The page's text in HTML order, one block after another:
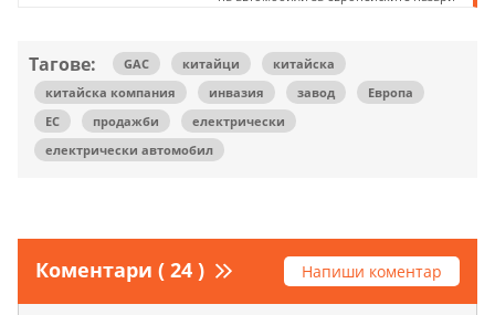
Тагове: GAC китайци
китайска
китайска компания
инвазия завод
Европа
ЕС
продажби
електрически
електрически автомобил
Коментари ( 24 ) Напиши коментар